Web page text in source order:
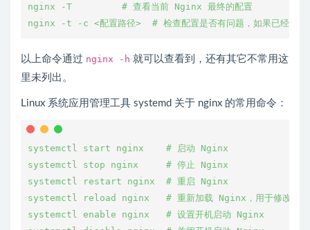
nginx -T         # 查看当前 Nginx 最终的配置
nginx -t -c <配置路径>  # 检查配置是否有问题，如果已经在配
以上命令通过 nginx -h 就可以查看到，还有其它不常用这
里未列出。
Linux 系统应用管理工具 systemd 关于 nginx 的常用命令：
systemctl start nginx    # 启动 Nginx
systemctl stop nginx     # 停止 Nginx
systemctl restart nginx  # 重启 Nginx
systemctl reload nginx   # 重新加载 Nginx，用于修改配置
systemctl enable nginx   # 设置开机启动 Nginx